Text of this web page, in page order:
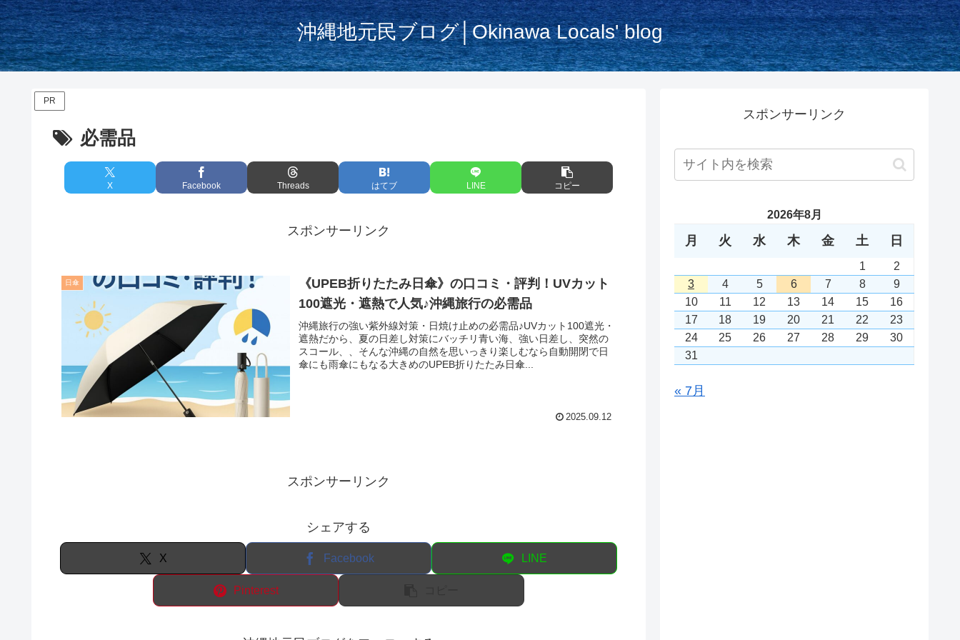
沖縄地元民ブログ│Okinawa Locals' blog
PR
必需品
X Facebook Threads はてブ LINE コピー
スポンサーリンク
日傘
《UPEB折りたたみ日傘》の口コミ・評判！UVカット
100遮光・遮熱で人気♪沖縄旅行の必需品
沖縄旅行の強い紫外線対策・日焼け止めの必需品♪UVカット100遮光・
遮熱だから、夏の日差し対策にバッチリ青い海、強い日差し、突然の
スコール、、そんな沖縄の自然を思いっきり楽しむなら自動開閉で日
傘にも雨傘にもなる大きめのUPEB折りたたみ日傘...
2025.09.12
スポンサーリンク
シェアする
X Facebook LINE
Pinterest
スポンサーリンク
2026年8月
月 火 水 木 金 土 日
1
2
3
4 5 6 7 8
9
10
11 12 13 14 15
16
17
18 19 20 21 22
23
24
25 26 27 28 29
30
31
« 7月